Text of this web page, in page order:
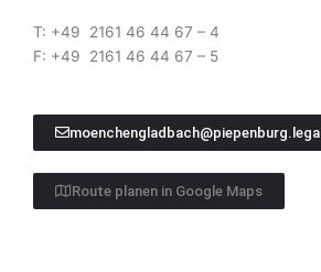
T: +49 2161 46 44 67 – 4
F: +49 2161 46 44 67 – 5
moenchengladbach@piepenburg.legal
Route planen in Google Maps